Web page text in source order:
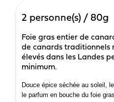
2 personne(s) / 80g
Foie gras entier de
de canards traditionnels
élevés dans les Landes
minimum.
Douce épice séchée au soleil,
le parfum en bouche du foie